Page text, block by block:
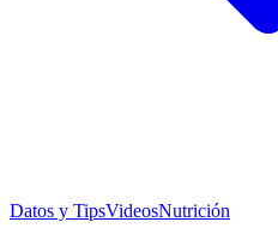
Datos y TipsVideosNutrición